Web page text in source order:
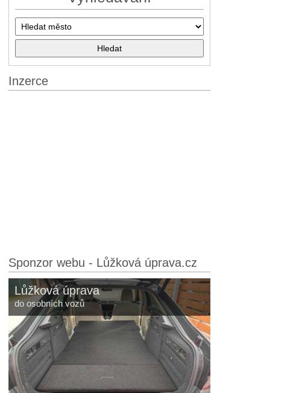
Inzerce
Sponzor webu - Lůžková úprava.cz
Lůžková úprava
do osobních vozů